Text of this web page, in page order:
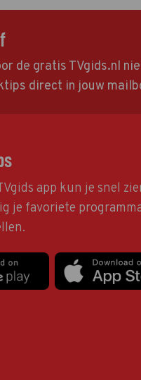
de gratis TVgids.nl
direct in jouw
app kun je snel
je favoriete